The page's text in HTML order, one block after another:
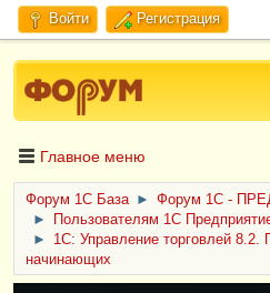
Войти Регистрация
Главное меню
Форум 1C База ►
Форум 1С -
►
Пользователям 1С
►
1С: Управление торговлей
начинающих